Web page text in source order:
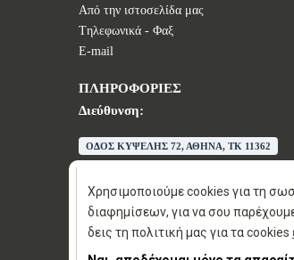
Από την ιστοσελίδα μας
Tηλεφωνικά - Φαξ
E-mail
ΠΛΗΡΟΦΟΡΙΕΣ
Διεύθυνση:
ΟΔΟΣ ΚΥΨΕΛΗΣ 72, ΑΘΗΝΑ, TK 11362
Τηλέφωνο: +30 210 88 326 88
Χρησιμοποιούμε cookies για τη
διαφημίσεων, για να σου
δεις τη πολιτική μας για τα cookies